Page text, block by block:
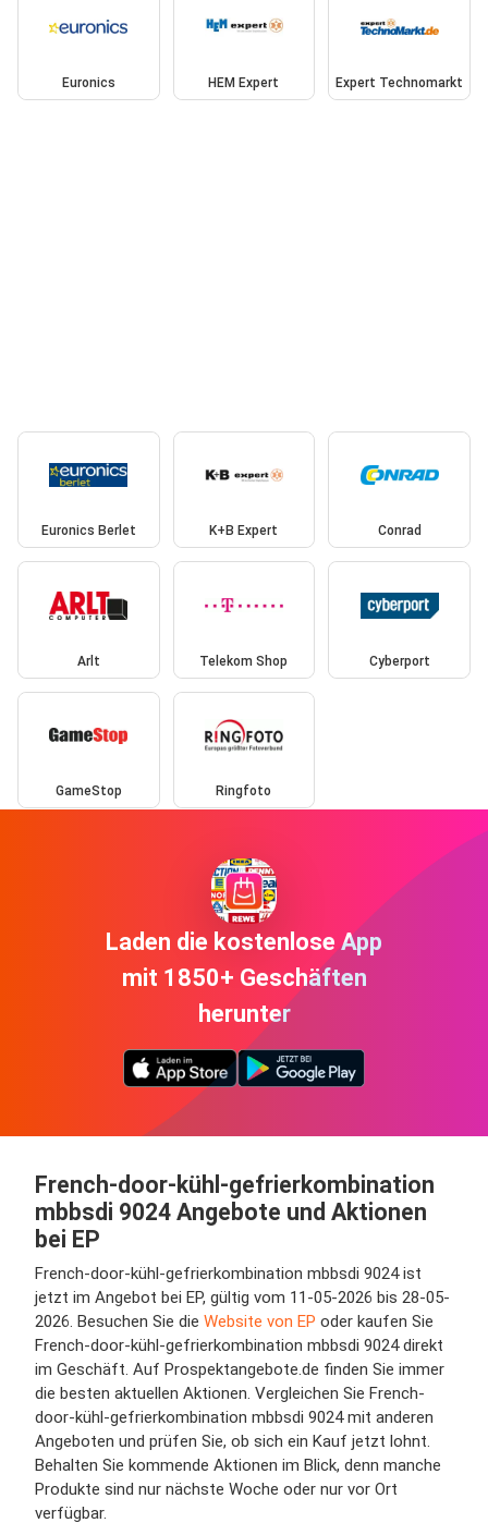
Euronics HEM Expert Expert Technomarkt
Euronics Berlet K+B Expert Conrad
Arlt Telekom Shop Cyberport
GameStop Ringfoto
Laden die kostenlose App
mit 1850+ Geschäften
herunter
French-door-kühl-gefrierkombination
mbbsdi 9024 Angebote und Aktionen
bei EP
French-door-kühl-gefrierkombination mbbsdi 9024 ist
jetzt im Angebot bei EP, gültig vom 11-05-2026 bis 28-05-
2026. Besuchen Sie die Website von EP oder kaufen Sie
French-door-kühl-gefrierkombination mbbsdi 9024 direkt
im Geschäft. Auf Prospektangebote.de finden Sie immer
die besten aktuellen Aktionen. Vergleichen Sie French-
door-kühl-gefrierkombination mbbsdi 9024 mit anderen
Angeboten und prüfen Sie, ob sich ein Kauf jetzt lohnt.
Behalten Sie kommende Aktionen im Blick, denn manche
Produkte sind nur nächste Woche oder nur vor Ort
verfügbar.